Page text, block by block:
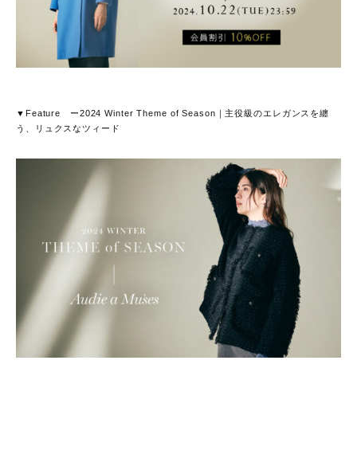
▼Feature ー2024 Winter Theme of Season｜主役級のエレガンスを纏
う、リュクスなツィード